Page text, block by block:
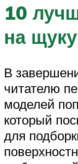
10
на щуку
В
читателю
моделей
который
для